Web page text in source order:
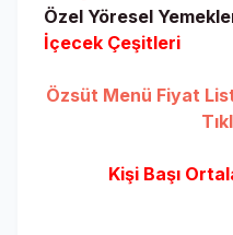
Özel Yöresel
İçecek Çeşitleri
Özsüt Menü Fiyat
Kişi Başı